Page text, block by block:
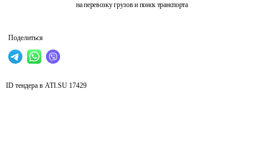
на перевозку грузов и поиск транспорта
Поделиться
ID тендера в ATI.SU 17429